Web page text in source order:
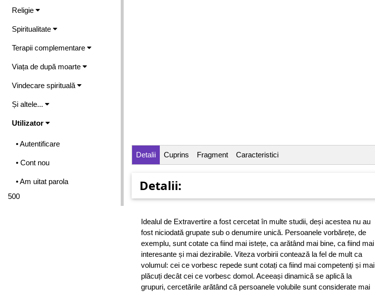
Religie
Spiritualitate
Terapii complementare
Viața de după moarte
Vindecare spirituală
Și altele...
Utilizator
• Autentificare
• Cont nou
• Am uitat parola
500
Detalii Cuprins Fragment Caracteristici
Detalii:
Idealul de Extravertire a fost cercetat în multe studii, deși acestea nu au
fost niciodată grupate sub o denumire unică. Persoanele vorbărețe, de
exemplu, sunt cotate ca fiind mai istețe, ca arătând mai bine, ca fiind mai
interesante și mai dezirabile. Viteza vorbirii contează la fel de mult ca
volumul: cei ce vorbesc repede sunt cotați ca fiind mai competenți și mai
plăcuți decât cei ce vorbesc domol. Aceeași dinamică se aplică la
grupuri, cercetările arătând că persoanele volubile sunt considerate mai